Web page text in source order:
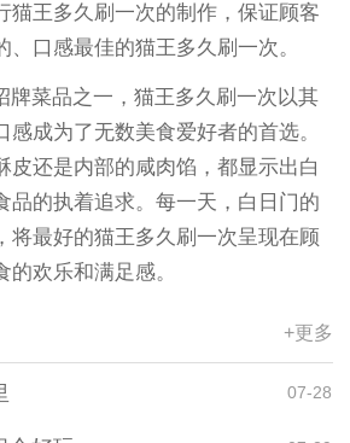
猫王多久刷一次的制作，保证顾客
口感最佳的猫王多久刷一次。
牌菜品之一，猫王多久刷一次以其
成为了无数美食爱好者的首选。
皮还是内部的咸肉馅，都显示出白
品的执着追求。每一天，白日门的
将最好的猫王多久刷一次呈现在顾
欢乐和满足感。
+更多
07-28